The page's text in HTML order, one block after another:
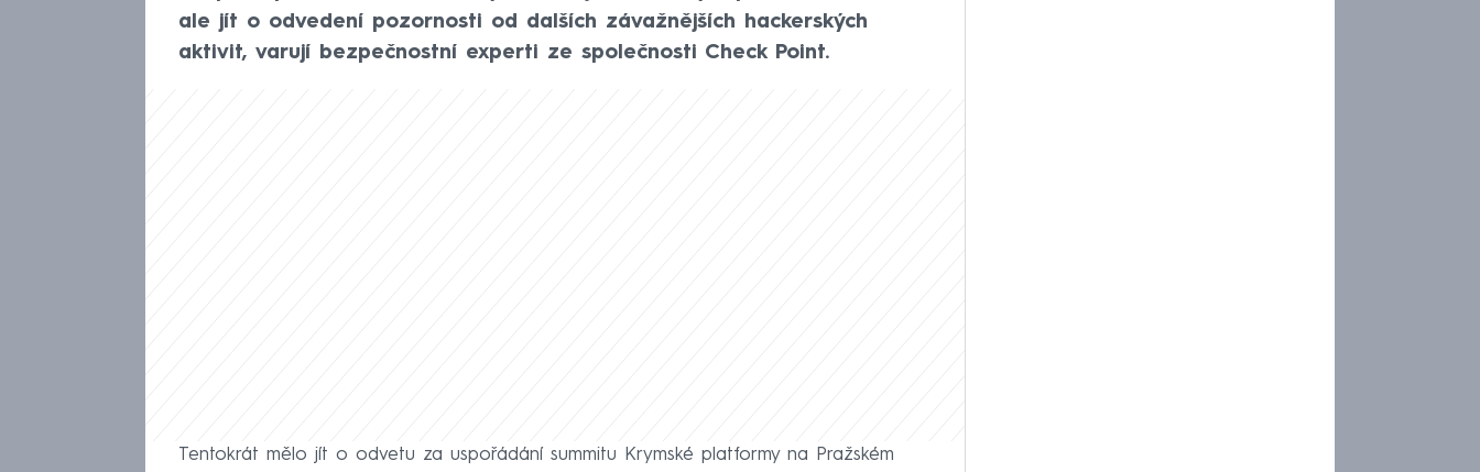
ale jít o odvedení pozornosti od dalších závažnějších hackerských
aktivit, varují bezpečnostní experti ze společnosti Check Point.
Tentokrát mělo jít o odvetu za uspořádání summitu Krymské platformy na Pražském